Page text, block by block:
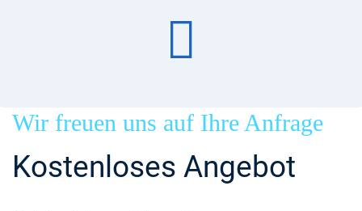
Wir freuen uns auf Ihre Anfrage
Kostenloses Angebot